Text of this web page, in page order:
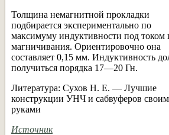
Толщина немагнитной прокладки
подбирается экспериментально по
максимуму индуктивности под током
магничивания. Ориентировочно она
составляет 0,15 мм. Индуктивность
получиться порядка 17—20 Гн.
Литература: Сухов Н. Е. — Лучшие
конструкции УНЧ и сабвуферов
руками
Источник